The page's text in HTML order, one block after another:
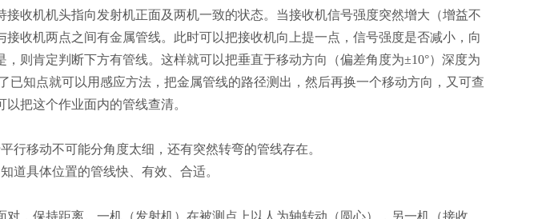
接收机机头指向发射机正面及两机一致的状态。当接收机信号强度突然增大（增益不
收机两点之间有金属管线。此时可以把接收机向上提一点，信号强度是否减小，向
则肯定判断下方有管线。这样就可以把垂直于移动方向（偏差角度为±10°）深度为
已知点就可以用感应方法，把金属管线的路径测出，然后再换一个移动方向，又可查
把这个作业面内的管线查清。
行移动不可能分角度太细，还有突然转弯的管线存在。
道具体位置的管线快、有效、合适。
对，保持距离。一机（发射机）在被测点上以人为轴转动（圆心），另一机（接收